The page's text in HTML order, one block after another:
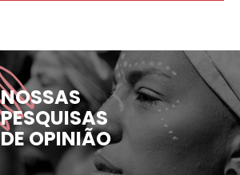
NOSSAS
PESQUISAS
DE OPINIÃO